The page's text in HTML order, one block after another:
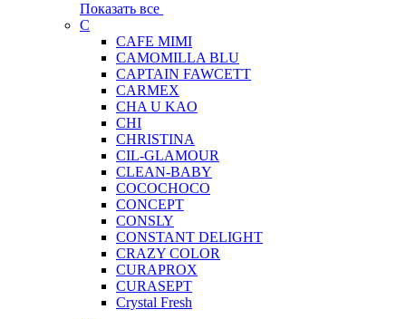
Показать все
C
CAFE MIMI
CAMOMILLA BLU
CAPTAIN FAWCETT
CARMEX
CHA U KAO
CHI
CHRISTINA
CIL-GLAMOUR
CLEAN-BABY
COCOCHOCO
CONCEPT
CONSLY
CONSTANT DELIGHT
CRAZY COLOR
CURAPROX
CURASEPT
Crystal Fresh